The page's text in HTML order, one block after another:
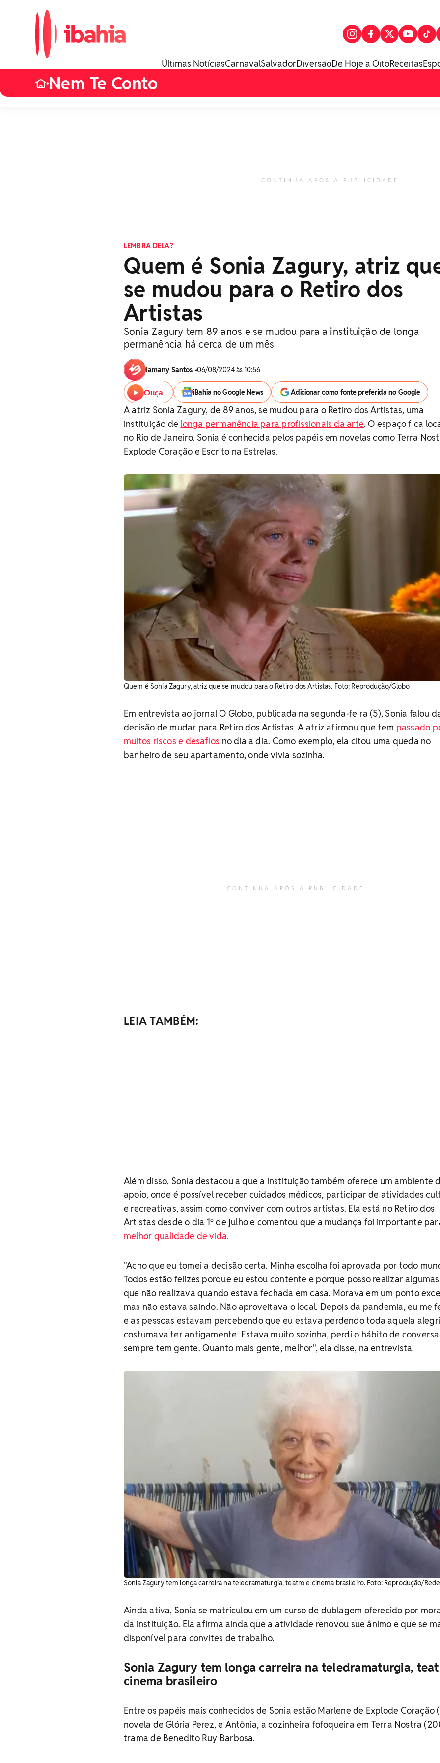
Últimas NotíciasCarnavalSalvadorDiversãoDe Hoje a OitoReceitas
•Nem Te Conto
CONTINUA APÓS A PUBLICIDADE
LEMBRA DELA?
Quem é Sonia Zagury, atriz
se mudou para o Retiro dos
Artistas
Sonia Zagury tem 89 anos e se mudou para a instituição de longa
permanência há cerca de um mês
Iamany Santos •06/08/2024 às 10:56
Ouça iBahia no Google News Adicionar como fonte preferida no Google
A atriz Sonia Zagury, de 89 anos, se mudou para o Retiro dos Artistas, uma
instituição de longa permanência para profissionais da arte. O espaço fica
no Rio de Janeiro. Sonia é conhecida pelos papéis em novelas como Terra
Explode Coração e Escrito na Estrelas.
Quem é Sonia Zagury, atriz que se mudou para o Retiro dos Artistas. Foto: Reprodução/Globo
Em entrevista ao jornal O Globo, publicada na segunda-feira (5), Sonia falou
decisão de mudar para Retiro dos Artistas. A atriz afirmou que tem passado
muitos riscos e desafios no dia a dia. Como exemplo, ela citou uma queda no
banheiro de seu apartamento, onde vivia sozinha.
CONTINUA APÓS A PUBLICIDADE
LEIA TAMBÉM:
Além disso, Sonia destacou a que a instituição também oferece um ambiente
apoio, onde é possível receber cuidados médicos, participar de atividades
e recreativas, assim como conviver com outros artistas. Ela está no Retiro dos
Artistas desde o dia 1º de julho e comentou que a mudança foi importante
melhor qualidade de vida.
"Acho que eu tomei a decisão certa. Minha escolha foi aprovada por todo
Todos estão felizes porque eu estou contente e porque posso realizar
que não realizava quando estava fechada em casa. Morava em um ponto
mas não estava saindo. Não aproveitava o local. Depois da pandemia, eu me
e as pessoas estavam percebendo que eu estava perdendo toda aquela
costumava ter antigamente. Estava muito sozinha, perdi o hábito de
sempre tem gente. Quanto mais gente, melhor", ela disse, na entrevista.
Sonia Zagury tem longa carreira na teledramaturgia, teatro e cinema brasileiro. Foto: Reprodução/
Ainda ativa, Sonia se matriculou em um curso de dublagem oferecido por
da instituição. Ela afirma ainda que a atividade renovou sue ânimo e que se
disponível para convites de trabalho.
Sonia Zagury tem longa carreira na teledramaturgia,
cinema brasileiro
Entre os papéis mais conhecidos de Sonia estão Marlene de Explode Coração
novela de Glória Perez, e Antônia, a cozinheira fofoqueira em Terra Nostra
trama de Benedito Ruy Barbosa.